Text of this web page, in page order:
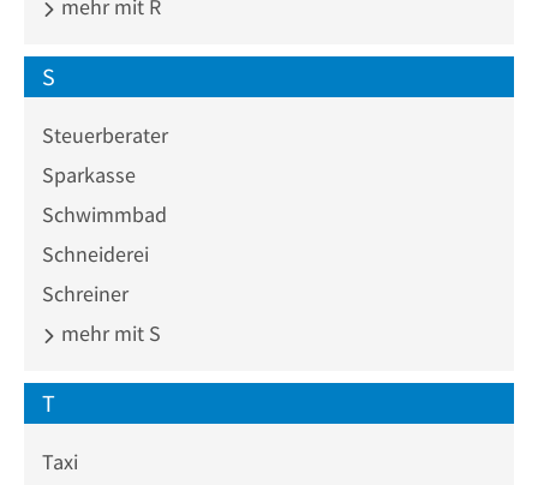
mehr mit R
S
Steuerberater
Sparkasse
Schwimmbad
Schneiderei
Schreiner
mehr mit S
T
Taxi